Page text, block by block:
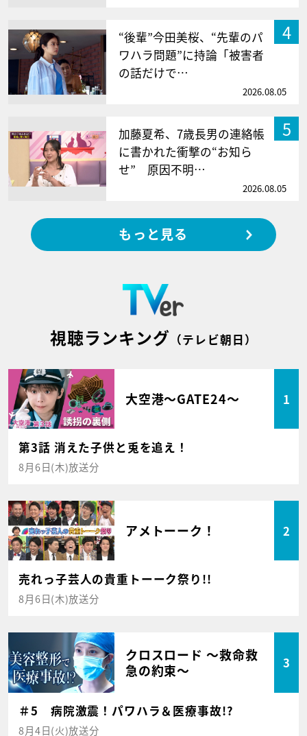
4
“後輩”今田美桜、“先輩のパ
ワハラ問題”に持論「被害者
の話だけで…
2026.08.05
5
加藤夏希、7歳長男の連絡帳
に書かれた衝撃の“お知ら
せ” 原因不明…
2026.08.05
もっと見る
視聴ランキング （テレビ朝日）
大空港～GATE24～ 1
第3話 消えた子供と兎を追え！
8月6日(木)放送分
アメトーーク！ 2
売れっ子芸人の貴重トーーク祭り!!
8月6日(木)放送分
クロスロード ～救命救
急の約束～
3
＃5 病院激震！パワハラ＆医療事故!?
8月4日(火)放送分